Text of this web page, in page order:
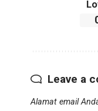
Leave a
Alamat email